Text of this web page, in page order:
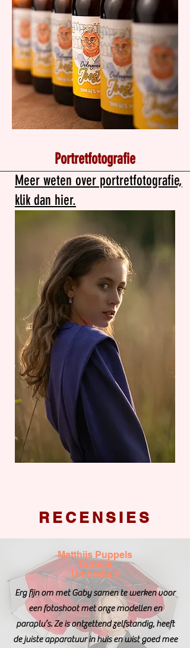
Meer weten over portretfotografie,
klik dan hier.
Portretfotografie
RECENSIES
Matthijs Puppels
Tumella
Umbrella's
Erg fijn om met Gaby samen te werken voor
een fotoshoot met onze modellen en
paraplu’s. Ze is ontzettend zelfstandig, heeft
de juiste apparatuur in huis en wist goed mee